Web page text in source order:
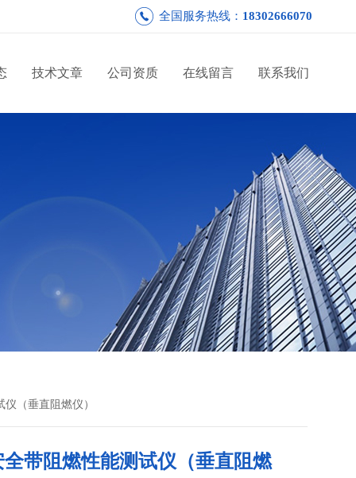
全国服务热线： 18302666070
技术文章 公司资质 在线留言 联系我们
（垂直阻燃仪）
全带阻燃性能测试仪（垂直阻燃